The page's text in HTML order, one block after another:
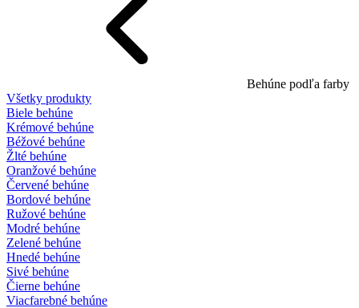
Behúne podľa farby
Všetky produkty
Biele behúne
Krémové behúne
Béžové behúne
Žlté behúne
Oranžové behúne
Červené behúne
Bordové behúne
Ružové behúne
Modré behúne
Zelené behúne
Hnedé behúne
Sivé behúne
Čierne behúne
Viacfarebné behúne